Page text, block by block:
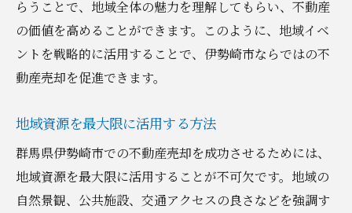
らうことで、地域全体の魅力を理解してもらい、不動産
の価値を高めることができます。このように、地域イベ
ントを戦略的に活用することで、伊勢崎市ならではの不
動産売却を促進できます。
地域資源を最大限に活用する方法
群馬県伊勢崎市での不動産売却を成功させるためには、
地域資源を最大限に活用することが不可欠です。地域の
自然景観、公共施設、交通アクセスの良さなどを強調す